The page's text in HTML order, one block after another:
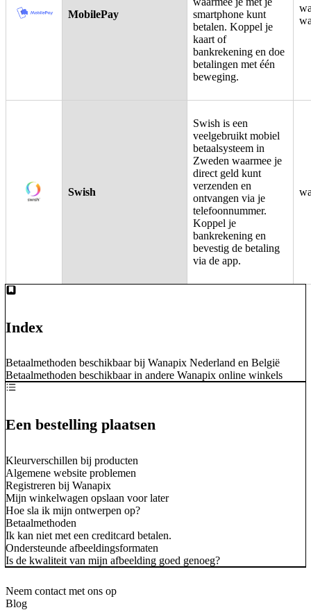
MobilePay
smartphone kunt
betalen. Koppel je
kaart of
bankrekening en doe
betalingen met één
beweging.
Swish
Swish is een
veelgebruikt mobiel
betaalsysteem in
Zweden waarmee je
direct geld kunt
verzenden en
ontvangen via je
telefoonnummer.
Koppel je
bankrekening en
bevestig de betaling
via de app.
Index
Betaalmethoden beschikbaar bij Wanapix Nederland en België
Betaalmethoden beschikbaar in andere Wanapix online winkels
Een bestelling plaatsen
Kleurverschillen bij producten
Algemene website problemen
Registreren bij Wanapix
Mijn winkelwagen opslaan voor later
Hoe sla ik mijn ontwerpen op?
Betaalmethoden
Ik kan niet met een creditcard betalen.
Ondersteunde afbeeldingsformaten
Is de kwaliteit van mijn afbeelding goed genoeg?
Neem contact met ons op
Blog